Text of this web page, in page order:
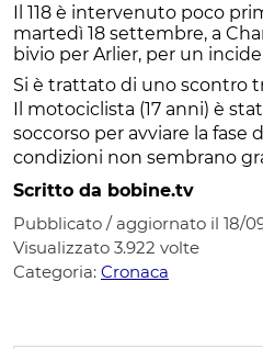
Il 118 è intervenuto poco
martedì 18 settembre, a
bivio per Arlier, per un
Si è trattato di uno scontro
Il motociclista (17 anni) è
soccorso per avviare la fase
condizioni non sembrano
Scritto da bobine.tv
Pubblicato / aggiornato il 18/
Visualizzato 3.922 volte
Categoria: Cronaca